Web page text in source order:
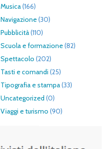
Musica(166)
Navigazione(30)
Pubblicità(110)
Scuola e formazione(82)
Spettacolo (202)
Tasti e comandi (25)
Tipografia e stampa(33)
Uncategorized (0)
Viaggi e turismo (90)